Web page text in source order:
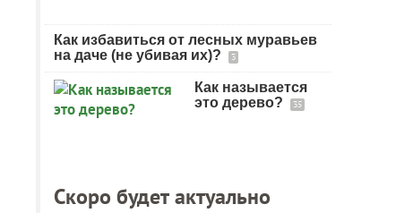
Как избавиться от лесных муравьев
на даче (не убивая их)?
3
Как называется
это дерево?
35
Скоро будет актуально